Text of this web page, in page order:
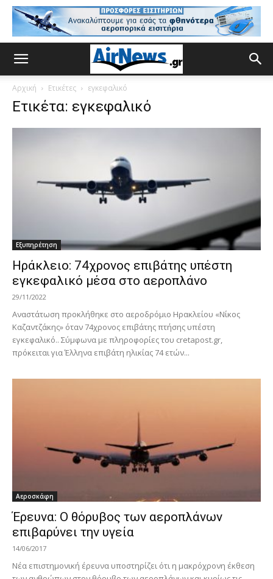
Αρχική Ετικέτες εγκεφαλικό
Ετικέτα: εγκεφαλικό
Εξυπηρέτηση
Ηράκλειο: 74χρονος επιβάτης υπέστη
εγκεφαλικό μέσα στο αεροπλάνο
29/11/2022
Αναστάτωση προκλήθηκε στο αεροδρόμιο Ηρακλείου «Νίκος
Καζαντζάκης» όταν 74χρονος επιβάτης πτήσης υπέστη
εγκεφαλικό.. Σύμφωνα με πληροφορίες του cretapost.gr,
πρόκειται για Έλληνα επιβάτη ηλικίας 74 ετών...
Αεροσκάφη
Έρευνα: Ο θόρυβος των αεροπλάνων
επιβαρύνει την υγεία
14/06/2017
Νέα επιστημονική έρευνα υποστηρίζει ότι η μακρόχρονη έκθεση